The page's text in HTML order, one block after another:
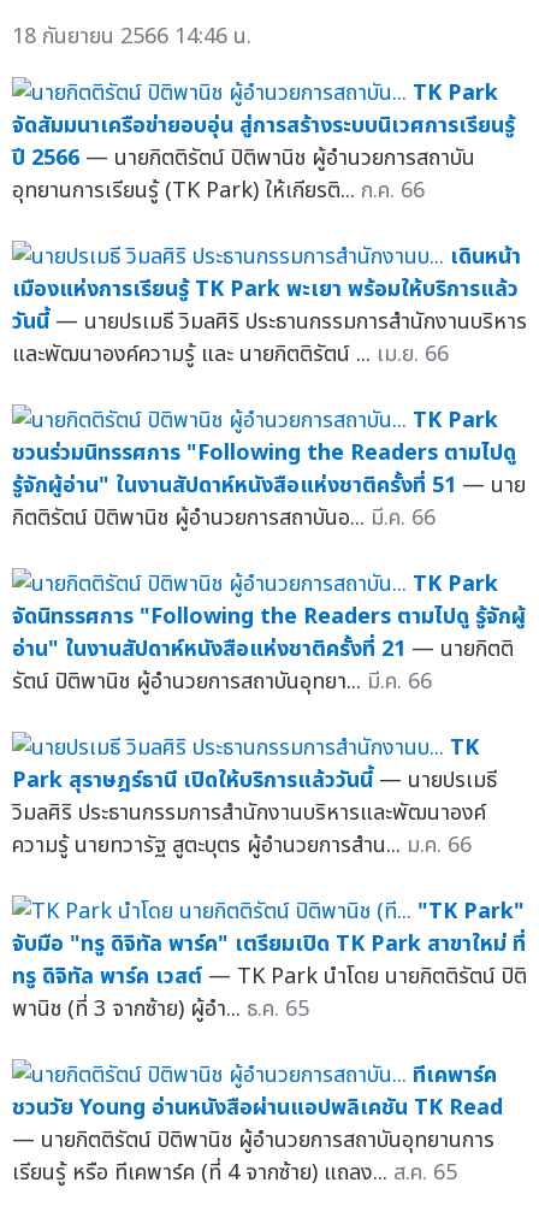
18 กันยายน 2566 14:46 น.
TK Park
จัดสัมมนาเครือข่ายอบอุ่น สู่การสร้างระบบนิเวศการเรียนรู้
ปี 2566 — นายกิตติรัตน์ ปิติพานิช ผู้อำนวยการสถาบัน
อุทยานการเรียนรู้ (TK Park) ให้เกียรติ... ก.ค. 66
เดินหน้า
เมืองแห่งการเรียนรู้ TK Park พะเยา พร้อมให้บริการแล้ว
วันนี้ — นายปรเมธี วิมลศิริ ประธานกรรมการสำนักงานบริหาร
และพัฒนาองค์ความรู้ และ นายกิตติรัตน์ ... เม.ย. 66
TK Park
ชวนร่วมนิทรรศการ "Following the Readers ตามไปดู
รู้จักผู้อ่าน" ในงานสัปดาห์หนังสือแห่งชาติครั้งที่ 51 — นาย
กิตติรัตน์ ปิติพานิช ผู้อำนวยการสถาบันอ... มี.ค. 66
TK Park
จัดนิทรรศการ "Following the Readers ตามไปดู รู้จักผู้
อ่าน" ในงานสัปดาห์หนังสือแห่งชาติครั้งที่ 21 — นายกิตติ
รัตน์ ปิติพานิช ผู้อำนวยการสถาบันอุทยา... มี.ค. 66
TK
Park สุราษฎร์ธานี เปิดให้บริการแล้ววันนี้ — นายปรเมธี
วิมลศิริ ประธานกรรมการสำนักงานบริหารและพัฒนาองค์
ความรู้ นายทวารัฐ สูตะบุตร ผู้อำนวยการสำน... ม.ค. 66
"TK Park"
จับมือ "ทรู ดิจิทัล พาร์ค" เตรียมเปิด TK Park สาขาใหม่ ที่
ทรู ดิจิทัล พาร์ค เวสต์ — TK Park นำโดย นายกิตติรัตน์ ปิติ
พานิช (ที่ 3 จากซ้าย) ผู้อำ... ธ.ค. 65
ทีเคพาร์ค
ชวนวัย Young อ่านหนังสือผ่านแอปพลิเคชัน TK Read
— นายกิตติรัตน์ ปิติพานิช ผู้อำนวยการสถาบันอุทยานการ
เรียนรู้ หรือ ทีเคพาร์ค (ที่ 4 จากซ้าย) แถลง... ส.ค. 65